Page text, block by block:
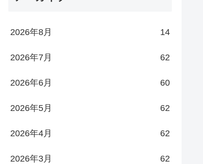
2026年8月 14
2026年7月 62
2026年6月 60
2026年5月 62
2026年4月 62
2026年3月 62